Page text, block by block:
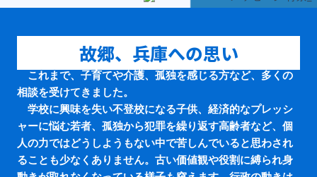
故郷、兵庫への思い
これまで、子育てや介護、孤独を感じる方など、多くの
相談を受けてきました。
学校に興味を失い不登校になる子供、経済的なプレッシ
ャーに悩む若者、孤独から犯罪を繰り返す高齢者など、個
人の力ではどうしようもない中で苦しんでいると思わされ
ることも少なくありません。古い価値観や役割に縛られ身